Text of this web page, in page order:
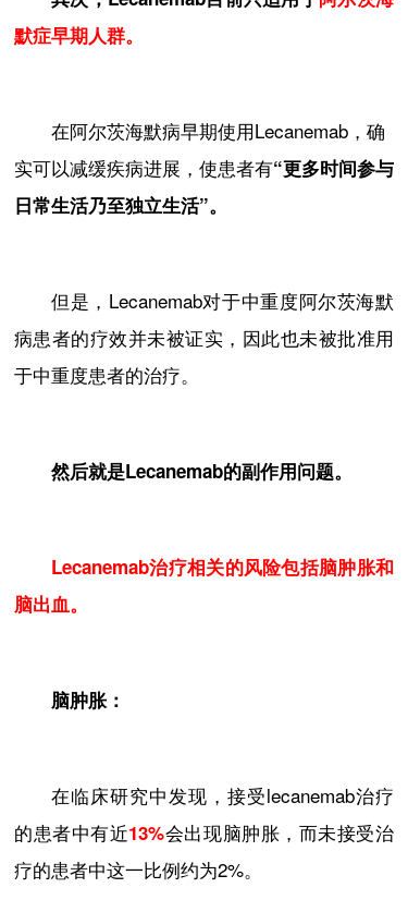
默症早期人群。
在阿尔茨海默病早期使用Lecanemab，确
实可以减缓疾病进展，使患者有“更多时间参与
日常生活乃至独立生活”。
但是，Lecanemab对于中重度阿尔茨海默
病患者的疗效并未被证实，因此也未被批准用
于中重度患者的治疗。
然后就是Lecanemab的副作用问题。
Lecanemab治疗相关的风险包括脑肿胀和
脑出血。
脑肿胀：
在临床研究中发现，接受lecanemab治疗
的患者中有近13%会出现脑肿胀，而未接受治
疗的患者中这一比例约为2%。